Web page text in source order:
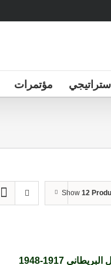
مؤتمرات
Show 12
1917-1948